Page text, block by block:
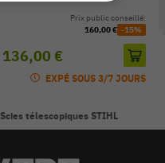
136,00 €
Prix public conseillé:
160,00 € -15%
EXPÉ SOUS 3/7 JOURS
Scies télescopiques STIHL